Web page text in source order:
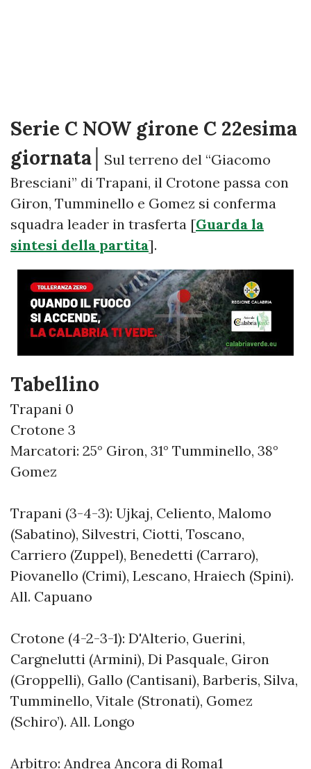
Serie C NOW girone C 22esima
giornata│
Sul terreno del “Giacomo
Bresciani” di Trapani, il Crotone passa con
Giron, Tumminello e Gomez si conferma
squadra leader in trasferta [Guarda la
sintesi della partita].
Tabellino
Trapani 0
Crotone 3
Marcatori: 25° Giron, 31° Tumminello, 38°
Gomez
Trapani (3-4-3): Ujkaj, Celiento, Malomo
(Sabatino), Silvestri, Ciotti, Toscano,
Carriero (Zuppel), Benedetti (Carraro),
Piovanello (Crimi), Lescano, Hraiech (Spini).
All. Capuano
Crotone (4-2-3-1): D'Alterio, Guerini,
Cargnelutti (Armini), Di Pasquale, Giron
(Groppelli), Gallo (Cantisani), Barberis, Silva,
Tumminello, Vitale (Stronati), Gomez
(Schiro’). All. Longo
Arbitro: Andrea Ancora di Roma1